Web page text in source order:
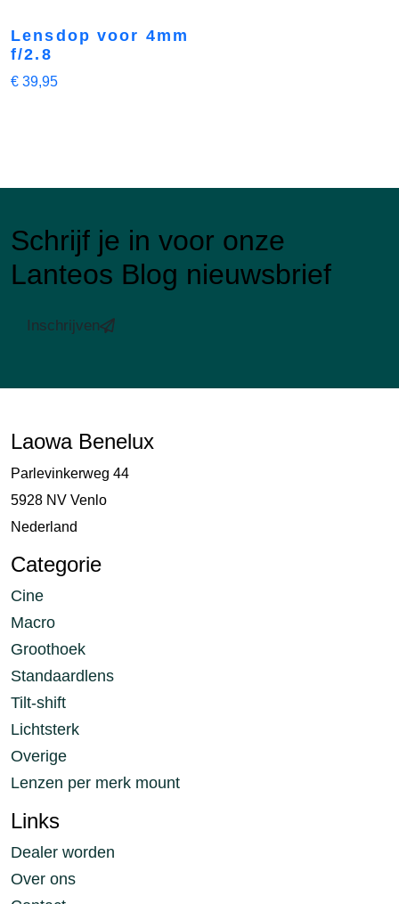
Lensdop voor 4mm
f/2.8
€ 39,95
Schrijf je in voor onze
Lanteos Blog nieuwsbrief
Inschrijven
Laowa Benelux
Parlevinkerweg 44
5928 NV Venlo
Nederland
Categorie
Cine
Macro
Groothoek
Standaardlens
Tilt-shift
Lichtsterk
Overige
Lenzen per merk mount
Links
Dealer worden
Over ons